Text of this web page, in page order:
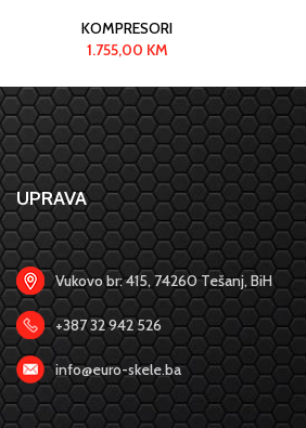
KOMPRESORI
1.755,00 KM
UPRAVA
Vukovo br: 415, 74260 Tešanj, BiH
+387 32 942 526
info@euro-skele.ba